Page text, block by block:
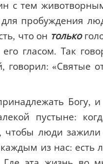
с тем
пробуждения
что он только
гласом. Так
«Святые
Богу,
пустыне:
чтобы люди
из нас: есть